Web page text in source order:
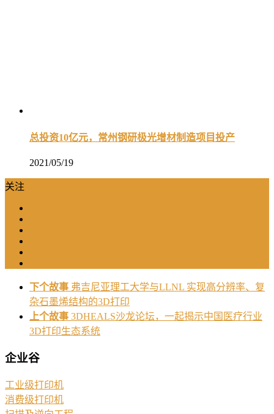
总投资10亿元，常州钢研极光增材制造项目投产
2021/05/19
关注
下个故事 弗吉尼亚理工大学与LLNL 实现高分辨率、复
杂石墨烯结构的3D打印
上个故事 3DHEALS沙龙论坛，一起揭示中国医疗行业
3D打印生态系统
企业谷
工业级打印机
消费级打印机